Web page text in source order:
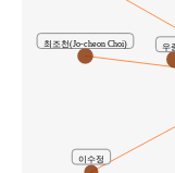
이수정
우
최조천(Jo-cheon Choi)